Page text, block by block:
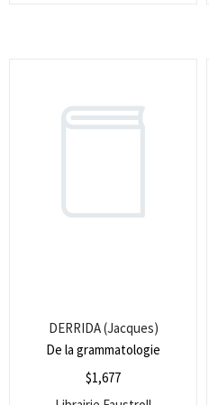
De la grammatologie
DERRIDA (Jacques)
$1,677